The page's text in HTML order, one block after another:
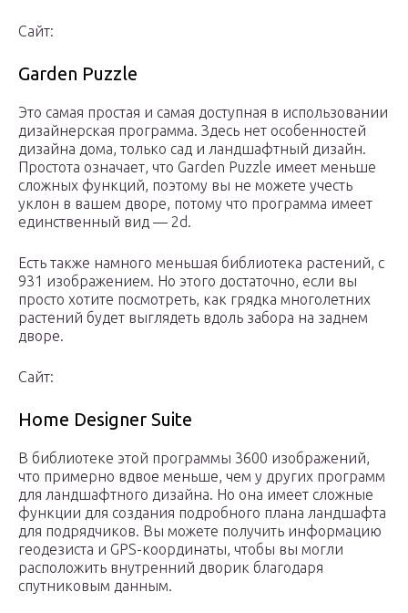
Сайт:
Garden Puzzle
Это самая простая и самая доступная в использовании
дизайнерская программа. Здесь нет особенностей
дизайна дома, только сад и ландшафтный дизайн.
Простота означает, что Garden Puzzle имеет меньше
сложных функций, поэтому вы не можете учесть
уклон в вашем дворе, потому что программа имеет
единственный вид — 2d.
Есть также намного меньшая библиотека растений, с
931 изображением. Но этого достаточно, если вы
просто хотите посмотреть, как грядка многолетних
растений будет выглядеть вдоль забора на заднем
дворе.
Сайт:
Home Designer Suite
В библиотеке этой программы 3600 изображений,
что примерно вдвое меньше, чем у других программ
для ландшафтного дизайна. Но она имеет сложные
функции для создания подробного плана ландшафта
для подрядчиков. Вы можете получить информацию
геодезиста и GPS-координаты, чтобы вы могли
расположить внутренний дворик благодаря
спутниковым данным.